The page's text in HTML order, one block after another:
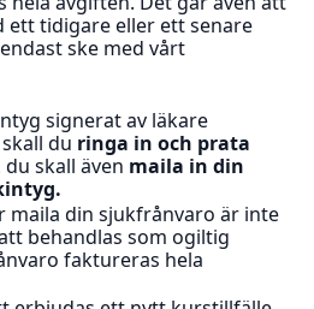
tidigare eller ett senare
ske med vårt
signerat av läkare
du ringa in och prata
du skall även maila in din
maila din sjukfrånvaro är inte
behandlas som ogiltig
faktureras hela